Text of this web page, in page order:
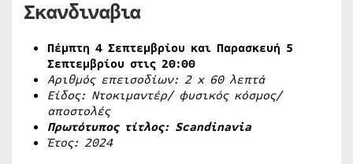
Σκανδιναβια
Πέμπτη 4 Σεπτεμβρίου και Παρασκευή 5
Σεπτεμβρίου στις 20:00
Αριθμός επεισοδίων: 2 x60 λεπτά
Είδος: Ντοκιμαντέρ/ φυσικός κόσμος/
αποστολές
Πρωτότυπος τίτλος: Scandinavia
Έτος: 2024